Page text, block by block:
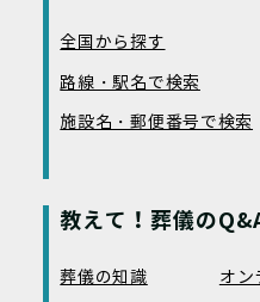
全国から探す
路線・駅名で検索
施設名・郵便番号で検索
教えて！葬儀の
葬儀の知識 オン